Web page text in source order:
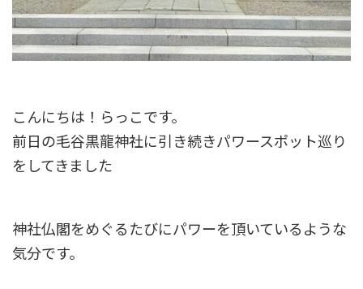
こんにちは！らっこです。
前日の毛谷黒龍神社に引き続きパワースポット巡り
をしてきました
神社仏閣をめぐるたびにパワーを頂いているような
気分です。